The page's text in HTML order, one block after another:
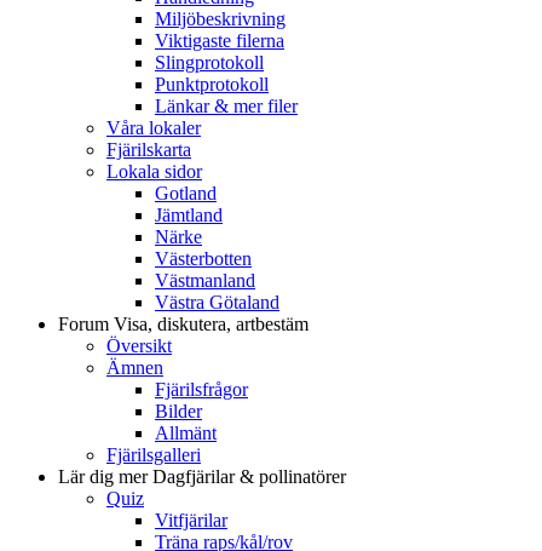
Miljöbeskrivning
Viktigaste filerna
Slingprotokoll
Punktprotokoll
Länkar & mer filer
Våra lokaler
Fjärilskarta
Lokala sidor
Gotland
Jämtland
Närke
Västerbotten
Västmanland
Västra Götaland
Forum Visa, diskutera, artbestäm
Översikt
Ämnen
Fjärilsfrågor
Bilder
Allmänt
Fjärilsgalleri
Lär dig merDagfjärilar & pollinatörer
Quiz
Vitfjärilar
Träna raps/kål/rov